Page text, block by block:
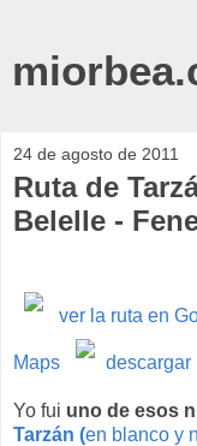
24 de agosto de 2011
Ruta de
Belelle -
ver la ruta en
Maps descargar
Yo fui uno de esos
Tarzán (en blanco y